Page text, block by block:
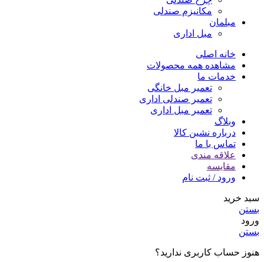
مکانیزم صندلی
مبلمان
مبل اداری
خانه اصلی
مشاهده همه محصولات
خدمات ما
تعمیر مبل خانگی
تعمیر صندلی اداری
تعمیر مبل اداری
وبلاگ
درباره نشین کالا
تماس با ما
علاقه مندی
مقایسه
ورود / ثبت نام
سبد خرید
بستن
ورود
بستن
هنوز حساب کاربری ندارید؟